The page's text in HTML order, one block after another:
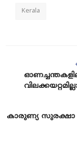
Kerala
കാരുണ്യ സുരക്ഷാ